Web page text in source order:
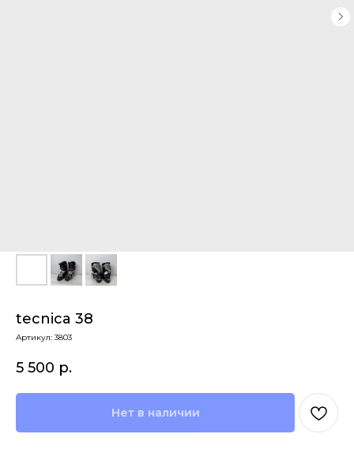
tecnica 38
Артикул: 3803
5 500 р.
Нет в наличии